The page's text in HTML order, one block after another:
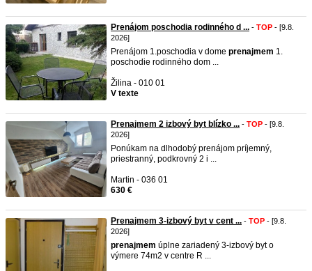
Prenájom poschodia rodinného d ... - TOP - [9.8.
2026]
Prenájom 1.poschodia v dome prenajmem 1.
poschodie rodinného dom ...
Žilina - 010 01
V texte
Prenajmem 2 izbový byt blízko ... - TOP - [9.8.
2026]
Ponúkam na dlhodobý prenájom príjemný,
priestranný, podkrovný 2 i ...
Martin - 036 01
630 €
Prenajmem 3-izbový byt v cent ... - TOP - [9.8.
2026]
prenajmem úplne zariadený 3-izbový byt o
výmere 74m2 v centre R ...